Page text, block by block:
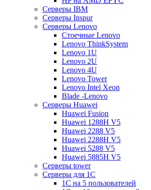
Серверы IBM
Серверы Inspur
Серверы Lenovo
Стоечные Lenovo
Lenovo ThinkSystem
Lenovo 1U
Lenovo 2U
Lenovo 4U
Lenovo Tower
Lenovo Intel Xeon
Blade -Lenovo
Серверы Huawei
Huawei Fusion
Huawei 1288H V5
Huawei 2288 V5
Huawei 2288H V5
Huawei 5288 V5
Huawei 5885H V5
Серверы tower
Серверы для 1C
1С на 5 пользователей